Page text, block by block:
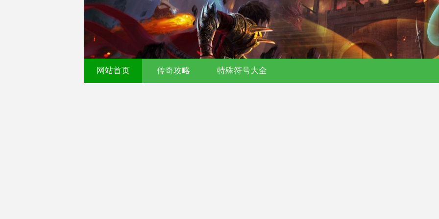
传奇发布网-今日新开传奇私服-176复古-180合击-单职业传奇找
网站首页 传奇攻略 特殊符号大全